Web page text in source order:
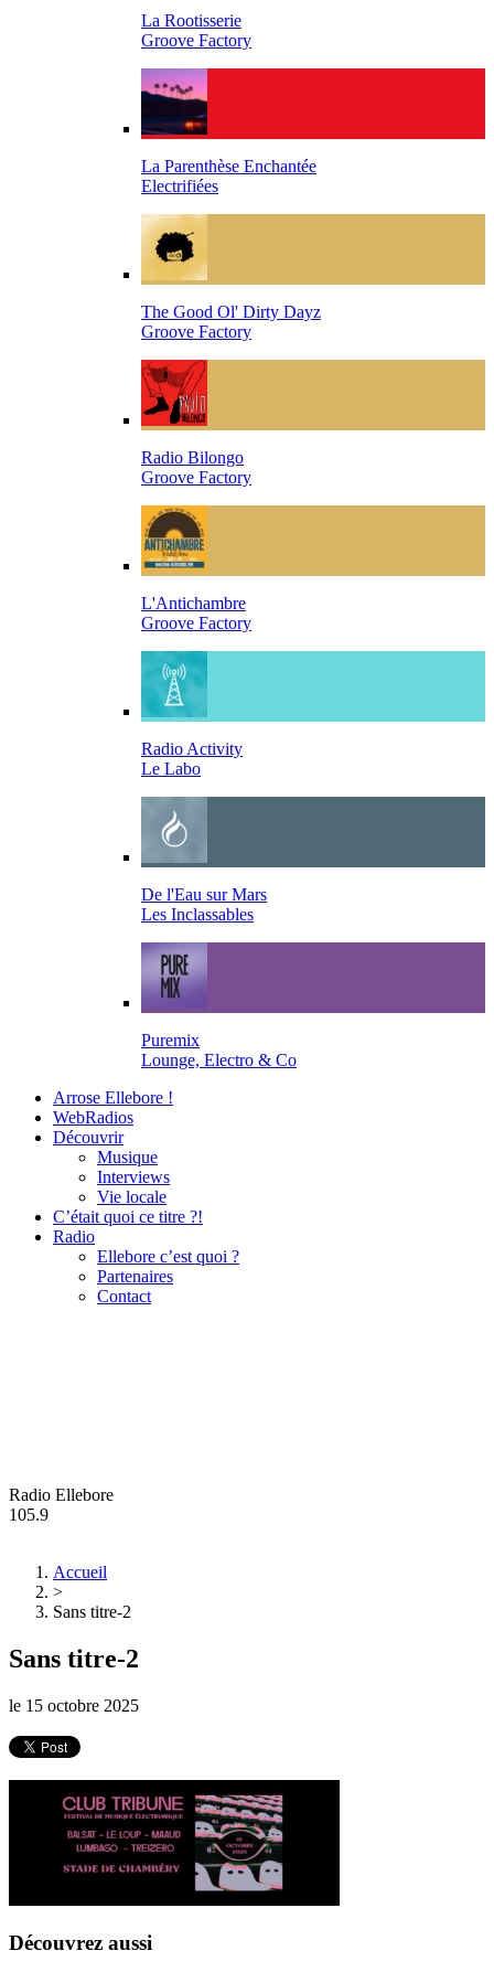
La Rootisserie
Groove Factory
La Parenthèse Enchantée
Electrifiées
The Good Ol' Dirty Dayz
Groove Factory
Radio Bilongo
Groove Factory
L'Antichambre
Groove Factory
Radio Activity
Le Labo
De l'Eau sur Mars
Les Inclassables
Puremix
Lounge, Electro & Co
Arrose Ellebore !
WebRadios
Découvrir
Musique
Interviews
Vie locale
C’était quoi ce titre ?!
Radio
Ellebore c’est quoi ?
Partenaires
Contact
Radio Ellebore
105.9
Accueil
>
Sans titre-2
Sans titre-2
le 15 octobre 2025
Découvrez aussi